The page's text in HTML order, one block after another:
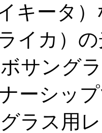
キータ
イカ）
サング
ーシッ
ラス用